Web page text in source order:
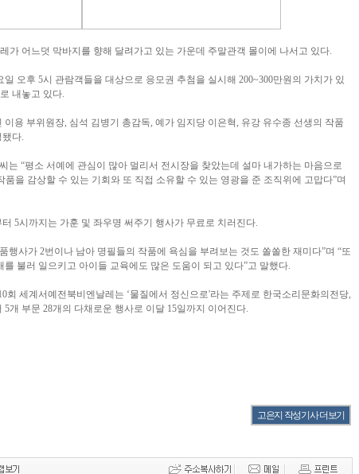
가 어느덧 막바지를 향해 달려가고 있는 가운데 주말관객 몰이에 나서고 있다.
오후 5시 관람객들을 대상으로 응모권 추첨을 실시해 200~300만원의 가치가 있
내놓고 있다.
이용 부위원장, 심석 김병기 총감독, 예가 임지당 이은혁, 유강 유수종 선생의 작품
다.
는 “평소 서예에 관심이 많아 멀리서 전시장을 찾았는데 설마 내가하는 마음으로
품을 감상할 수 있는 기회와 또 직접 소유할 수 있는 영광을 준 조직위에 고맙다”며
5시까지는 가훈 및 좌우명 써주기 행사가 무료로 치러진다.
행사가 2번이나 남아 명필들의 작품에 욕심을 부려보는 것도 쏠쏠한 재미다”며 “또
를 불러 일으키고 아이들 교육에도 많은 도움이 되고 있다”고 말했다.
회 세계서예전북비엔날레는 ‘물질에서 정신으로'라는 주제로 한국소리문화의전당,
개 부문 28개의 다채로운 행사로 이달 15일까지 이어진다.
고은지 작성기사 더보기